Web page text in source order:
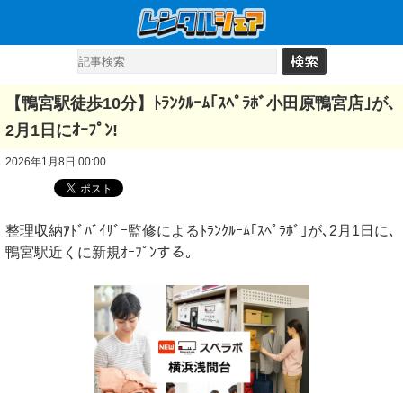
【鴨宮駅徒歩10分】ﾄﾗﾝｸﾙｰﾑ｢ｽﾍﾟﾗﾎﾞ小田原鴨宮店｣が､
2月1日にｵｰﾌﾟﾝ!
2026年1月8日 00:00
整理収納ｱﾄﾞﾊﾞｲｻﾞｰ監修によるﾄﾗﾝｸﾙｰﾑ｢ｽﾍﾟﾗﾎﾞ｣が､2月1日に､
鴨宮駅近くに新規ｵｰﾌﾟﾝする｡